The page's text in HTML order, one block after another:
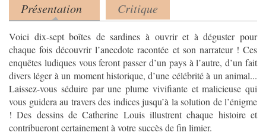
but
vérifier
que
vous
êtes
bien
un
visiteur
et
Product tabs
Présentation
(onglet actif)
Critique
Voici dix-sept boîtes de sardines à ouvrir et à déguster pour
chaque fois découvrir l’anecdote racontée et son narrateur ! Ces
enquêtes ludiques vous feront passer d’un pays à l’autre, d’un fait
divers léger à un moment historique, d’une célébrité à un animal...
Laissez-vous séduire par une plume vivifiante et malicieuse qui
vous guidera au travers des indices jusqu’à la solution de l’énigme
! Des dessins de Catherine Louis illustrent chaque histoire et
contribueront certainement à votre succès de fin limier.